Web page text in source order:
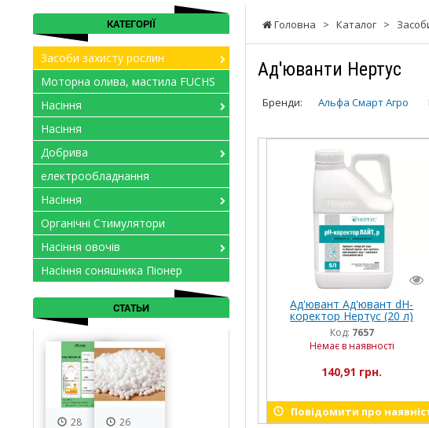
Головна > Каталог >
Ад'юванти Нертус
Бренди: Альфа Смарт Агро
Ад'ювант Ад'ювант dН-
коректор Нертус (20 л)
Код: 7657
Немає в наявності
140,91 грн.
Повідомити про
КАТЕГОРІЇ
Засоби захисту рослин
Моторна олива, мастила FUCHS
Насіння
Насіння
Добрива
електрообладнання
Насіння
Органічні Стимулятори
Насіння овочів
Насіння соняшника Піонер
СТАТЬИ
28
26